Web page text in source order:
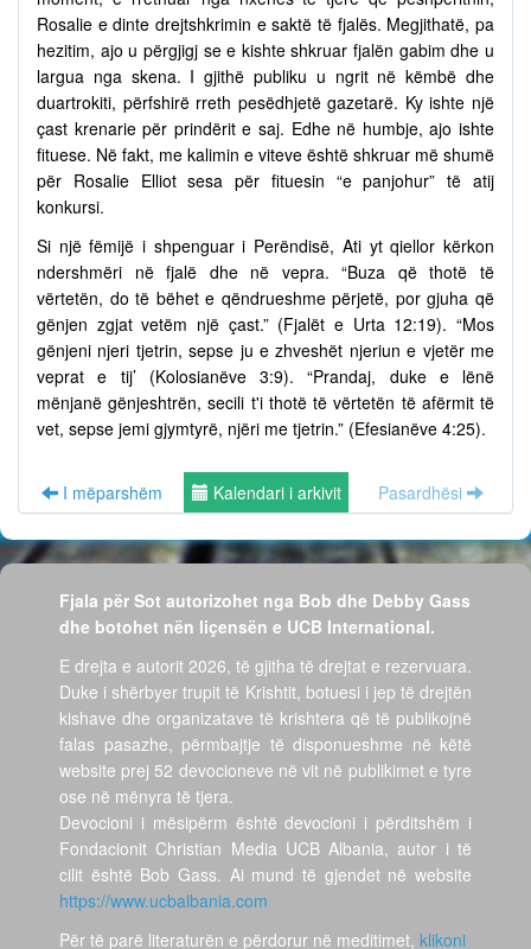
Rosalie e dinte drejtshkrimin e saktë të fjalës. Megjithatë, pa
hezitim, ajo u përgjigj se e kishte shkruar fjalën gabim dhe u
largua nga skena. I gjithë publiku u ngrit në këmbë dhe
duartrokiti, përfshirë rreth pesëdhjetë gazetarë. Ky ishte një
çast krenarie për prindërit e saj. Edhe në humbje, ajo ishte
fituese. Në fakt, me kalimin e viteve është shkruar më shumë
për Rosalie Elliot sesa për fituesin “e panjohur” të atij
konkursi.
Si një fëmijë i shpenguar i Perëndisë, Ati yt qiellor kërkon
ndershmëri në fjalë dhe në vepra. “Buza që thotë të
vërtetën, do të bëhet e qëndrueshme përjetë, por gjuha që
gënjen zgjat vetëm një çast.” (Fjalët e Urta 12:19). “Mos
gënjeni njeri tjetrin, sepse ju e zhveshët njeriun e vjetër me
veprat e tij’ (Kolosianëve 3:9). “Prandaj, duke e lënë
mënjanë gënjeshtrën, secili t'i thotë të vërtetën të afërmit të
vet, sepse jemi gjymtyrë, njëri me tjetrin.” (Efesianëve 4:25).
I mëparshëm Kalendari i arkivit Pasardhësi
Fjala për Sot autorizohet nga Bob dhe Debby Gass
dhe botohet nën liçensën e UCB International.
E drejta e autorit 2026, të gjitha të drejtat e rezervuara.
Duke i shërbyer trupit të Krishtit, botuesi i jep të drejtën
kishave dhe organizatave të krishtera që të publikojnë
falas pasazhe, përmbajtje të disponueshme në këtë
website prej 52 devocioneve në vit në publikimet e tyre
ose në mënyra të tjera.
Devocioni i mësipërm është devocioni i përditshëm i
Fondacionit Christian Media UCB Albania, autor i të
cilit është Bob Gass. Ai mund të gjendet në website
https://www.ucbalbania.com
Për të parë literaturën e përdorur në meditimet, klikoni